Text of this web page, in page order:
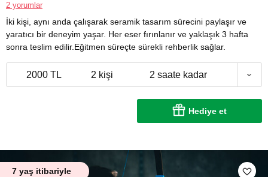
2 yorumlar
İki kişi, aynı anda çalışarak seramik tasarım sürecini paylaşır ve
yaratıcı bir deneyim yaşar. Her eser fırınlanır ve yaklaşık 3 hafta
sonra teslim edilir.Eğitmen süreçte sürekli rehberlik sağlar.
2000 TL 2 kişi 2 saate kadar
Hediye et
7 yaş itibariyle